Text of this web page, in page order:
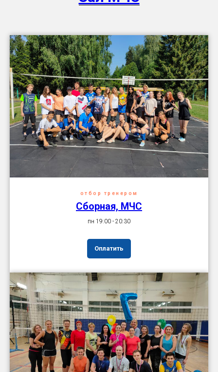
отбор тренером
Сборная, МЧС
пн 19:00 - 20:30
Оплатить